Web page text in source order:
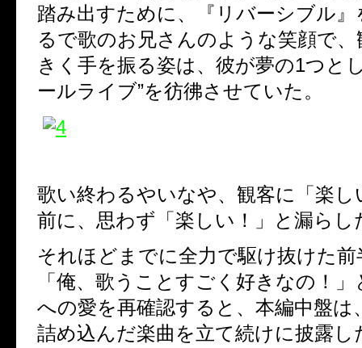
踏み出すために、『リバーシブル』
るで歌のお兄さんのような笑顔で
きく手を振る姿は、彼が夢の1つと
ールライブ”を彷彿させていた。
歌い終わるやいなや、観客に「楽し
前に、思わず「楽しい！」と漏らし
それほどまでに全力で駆け抜けた前
「俺、歌うことすごく好きなの！
への愛を再確認すると、本編中盤は
詰め込んだ楽曲を立て続けに披露し